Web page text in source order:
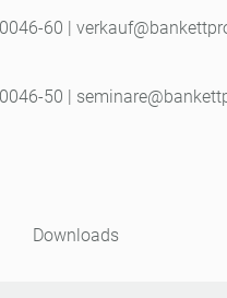
60 |
50 |
Downloads